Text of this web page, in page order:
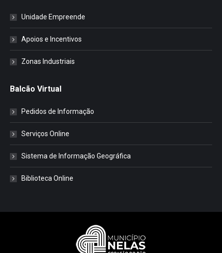
Unidade Empreende
Apoios e Incentivos
Zonas Industriais
Balcão Virtual
Pedidos de Informação
Serviços Online
Sistema de Informação Geográfica
Biblioteca Online